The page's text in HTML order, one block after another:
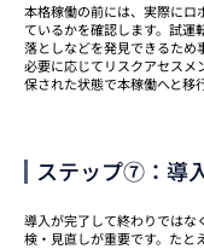
本格稼働の前には、実際にロ
ているかを確認します。試
落としなどを発見できるため
必要に応じてリスクアセスメ
保された状態で本稼働へと移
ステップ⑦：導
導入が完了して終わりではな
検・見直しが重要です。たと